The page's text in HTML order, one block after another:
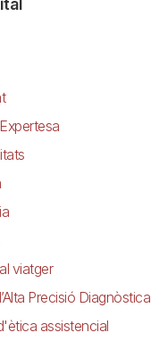
viatger
Precisió Diagnòstica
assistencial